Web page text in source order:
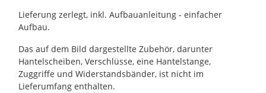
Lieferung zerlegt, inkl. Aufbauanleitung - einfacher
Aufbau.
Das auf dem Bild dargestellte Zubehör, darunter
Hantelscheiben, Verschlüsse, eine Hantelstange,
Zuggriffe und Widerstandsbänder, ist nicht im
Lieferumfang enthalten.